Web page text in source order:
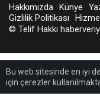
Bu web sitesinde en iyi
için çerezler
Hakkımızda Künye
Gizlilik Politikası
© Telif Hakkı